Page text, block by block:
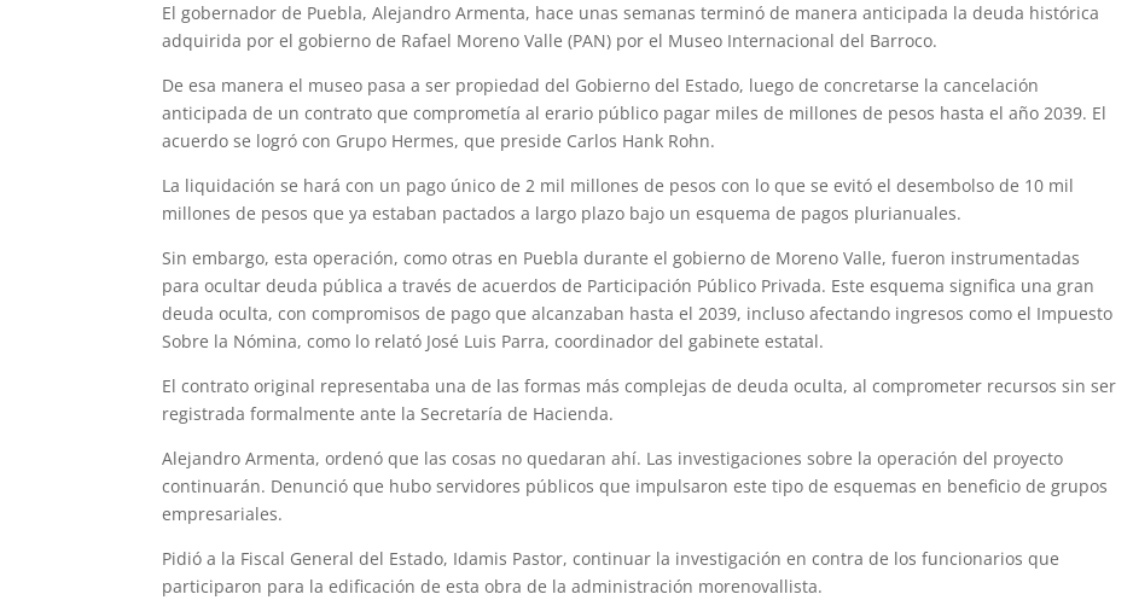
El gobernador de Puebla, Alejandro Armenta, hace unas semanas terminó de manera anticipada la deuda histórica
adquirida por el gobierno de Rafael Moreno Valle (PAN) por el Museo Internacional del Barroco.
De esa manera el museo pasa a ser propiedad del Gobierno del Estado, luego de concretarse la cancelación
anticipada de un contrato que comprometía al erario público pagar miles de millones de pesos hasta el año 2039. El
acuerdo se logró con Grupo Hermes, que preside Carlos Hank Rohn.
La liquidación se hará con un pago único de 2 mil millones de pesos con lo que se evitó el desembolso de 10 mil
millones de pesos que ya estaban pactados a largo plazo bajo un esquema de pagos plurianuales.
Sin embargo, esta operación, como otras en Puebla durante el gobierno de Moreno Valle, fueron instrumentadas
para ocultar deuda pública a través de acuerdos de Participación Público Privada. Este esquema significa una gran
deuda oculta, con compromisos de pago que alcanzaban hasta el 2039, incluso afectando ingresos como el Impuesto
Sobre la Nómina, como lo relató José Luis Parra, coordinador del gabinete estatal.
El contrato original representaba una de las formas más complejas de deuda oculta, al comprometer recursos sin ser
registrada formalmente ante la Secretaría de Hacienda.
Alejandro Armenta, ordenó que las cosas no quedaran ahí. Las investigaciones sobre la operación del proyecto
continuarán. Denunció que hubo servidores públicos que impulsaron este tipo de esquemas en beneficio de grupos
empresariales.
Pidió a la Fiscal General del Estado, Idamis Pastor, continuar la investigación en contra de los funcionarios que
participaron para la edificación de esta obra de la administración morenovallista.